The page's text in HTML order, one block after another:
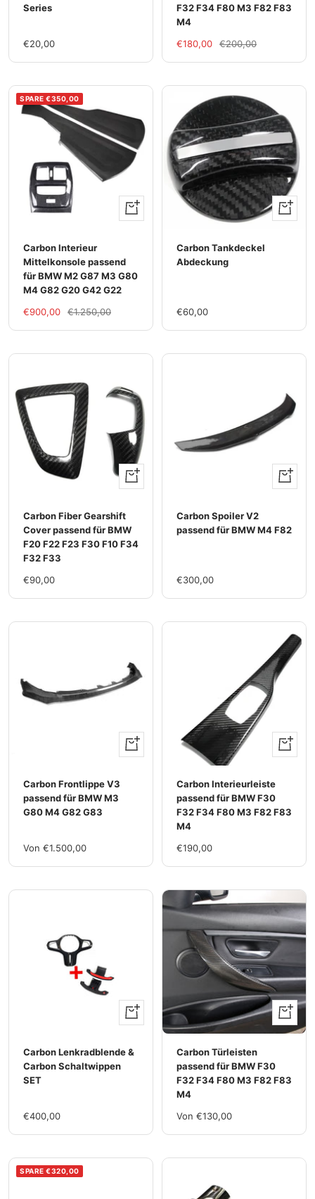
Series
Im
€20,00
F32 F34 F80 M3 F82 F83
M4
Im
€180,00
Regulärer
€200,00
SPARE €350,00
Ansehen
Carbon lnterieur
Mittelkonsole passend
für BMW M2 G87 M3 G80
M4 G82 G20 G42 G22
Im
€900,00
Regulärer
€1.250,00
+
Carbon Tankdeckel
Abdeckung
Im
€60,00
Ansehen
Carbon Fiber Gearshift
Cover passend für BMW
F20 F22 F23 F30 F10 F34
F32 F33
Im
€90,00
Ansehen
Carbon Spoiler V2
passend für BMW M4 F82
Im
€300,00
Ansehen
Carbon Frontlippe V3
passend für BMW M3
G80 M4 G82 G83
Im
Von €1.500,00
Ansehen
Carbon Interieurleiste
passend für BMW F30
F32 F34 F80 M3 F82 F83
M4
Im
€190,00
Ansehen
Carbon Lenkradblende &
Carbon Schaltwippen
SET
Im
€400,00
Ansehen
Carbon Türleisten
passend für BMW F30
F32 F34 F80 M3 F82 F83
M4
Im
Von €130,00
SPARE €320,00